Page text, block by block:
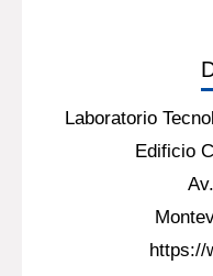
Laboratorio
Edificio
https://